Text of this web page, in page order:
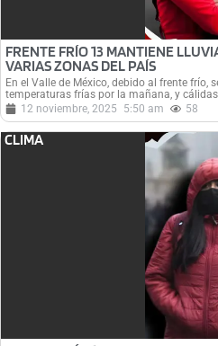
FRENTE FRÍO 13 MANTIENE
VARIAS ZONAS DEL PAÍS
En el Valle de México, debido al frente frío,
temperaturas frías por la mañana, y
12 noviembre, 2025
5:50 am 58
CLIMA